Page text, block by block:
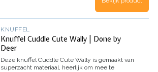
de zintuigen van de baby gestimuleerd. Het
Fluffy materiaal waar de rammelaar van is
gemaakt voelt zacht aan de handjes. We hebben
leverbaar en kunnen deze binnen 1-2
werkdagen versturen. We pakken de rammelaar
mooi in zodat je deze direct cadeau kunt geven.
KNUFFEL
Knuffel Cuddle Cute Wally | Done by
Deer
Deze knuffel Cuddle Cute Wally is gemaakt van
superzacht materiaal, heerlijk om mee te